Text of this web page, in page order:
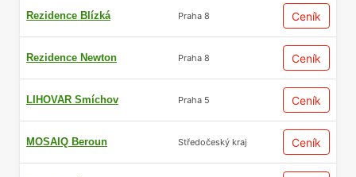
Rezidence Blízká Praha 8 Ceník
Rezidence Newton Praha 8 Ceník
LIHOVAR Smíchov Praha 5 Ceník
MOSAIQ Beroun Středočeský kraj Ceník